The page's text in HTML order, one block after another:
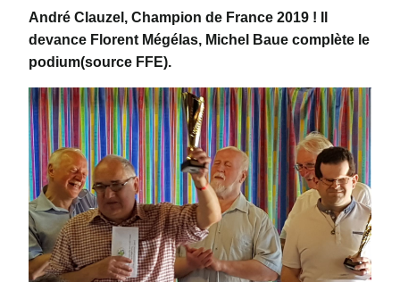
André Clauzel, Champion de France 2019 ! Il
devance Florent Mégélas, Michel Baue complète le
podium(source FFE).